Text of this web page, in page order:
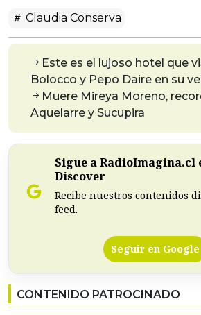
Claudia Conserva
Este es el lujoso hotel que
Bolocco y Pepo Daire en su
Muere Mireya Moreno,
Aquelarre y Sucupira
Sigue a RadioImagina.cl
Discover
Recibe nuestros contenidos
feed.
Seguir en Google
CONTENIDO PATROCINADO